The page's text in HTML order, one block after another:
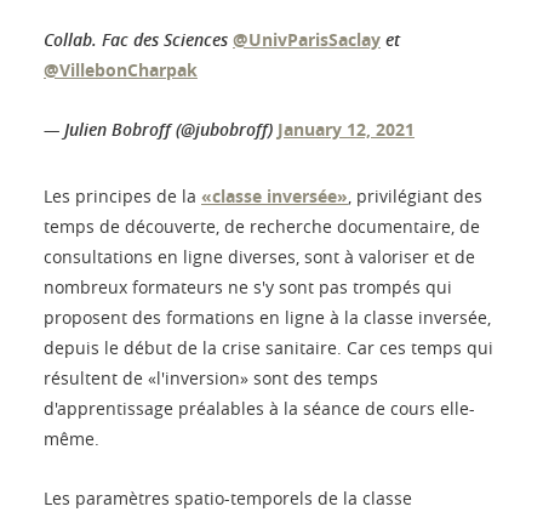
Collab. Fac des Sciences @UnivParisSaclay et
@VillebonCharpak
— Julien Bobroff (@jubobroff) January 12, 2021
Les principes de la «classe inversée», privilégiant des
temps de découverte, de recherche documentaire, de
consultations en ligne diverses, sont à valoriser et de
nombreux formateurs ne s'y sont pas trompés qui
proposent des formations en ligne à la classe inversée,
depuis le début de la crise sanitaire. Car ces temps qui
résultent de «l'inversion» sont des temps
d'apprentissage préalables à la séance de cours elle-
même.
Les paramètres spatio-temporels de la classe